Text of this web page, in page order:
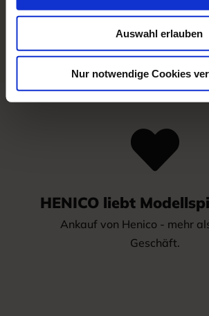
Auswahl erlauben
Nur notwendige Cookies
Wunsch per Sofort-
Sie erhalten eine Quittung

HENICO liebt
Ankauf von Henico - mehr
Geschäft.